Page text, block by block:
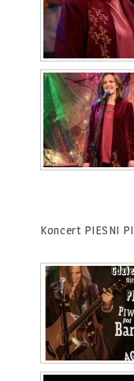
Koncert PIESNI